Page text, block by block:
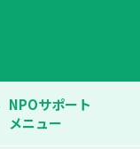
NPOサポート
メニュー